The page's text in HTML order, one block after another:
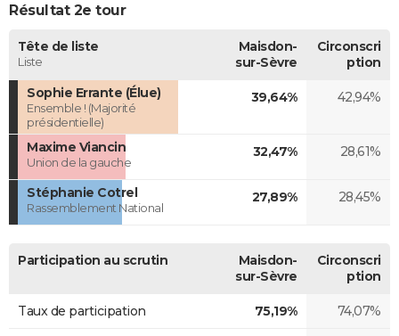
Résultat 2e tour
Tête de liste
Liste
Maisdon-
sur-Sèvre
Circonscri
ption
Sophie Errante (Élue)
Ensemble ! (Majorité
présidentielle)
39,64% 42,94%
Maxime Viancin
Union de la gauche
32,47% 28,61%
Stéphanie Cotrel
Rassemblement National
27,89% 28,45%
Participation au scrutin
Maisdon-
sur-Sèvre
Circonscri
ption
Taux de participation 75,19% 74,07%